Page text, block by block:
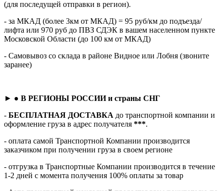
(для последущей отправки в регион).
- за МКАД (более 3км от МКАД) = 95 руб/км до подъезда/
лифта или 970 руб до ПВЗ СДЭК в вашем населенном пункте
Московской Области (до 100 км от МКАД)
- Самовывоз со склада в районе Видное или Лобня (звоните
заранее)
► ● В РЕГИОНЫ РОССИИ и страны СНГ
- БЕСПЛАТНАЯ ДОСТАВКА до транспортной компании и
оформление груза в адрес получателя ***.
- оплата самой Транспортной Компании производится
заказчиком при получении груза в своем регионе
- отгрузка в Транспортные Компании производится в течение
1-2 дней с момента получения 100% оплаты за товар